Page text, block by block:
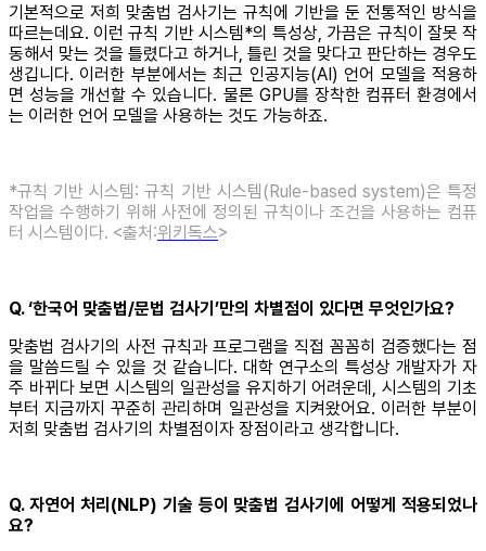
기본적으로 저희 맞춤법 검사기는 규칙에 기반을 둔 전통적인 방식을
따르는데요. 이런 규칙 기반 시스템*의 특성상, 가끔은 규칙이 잘못 작
동해서 맞는 것을 틀렸다고 하거나, 틀린 것을 맞다고 판단하는 경우도
생깁니다. 이러한 부분에서는 최근 인공지능(AI) 언어 모델을 적용하
면 성능을 개선할 수 있습니다. 물론 GPU를 장착한 컴퓨터 환경에서
는 이러한 언어 모델을 사용하는 것도 가능하죠.
*규칙 기반 시스템: 규칙 기반 시스템(Rule-based system)은 특정
작업을 수행하기 위해 사전에 정의된 규칙이나 조건을 사용하는 컴퓨
터 시스템이다. <출처:위키독스>
Q. ‘한국어 맞춤법/문법 검사기’만의 차별점이 있다면 무엇인가요?
맞춤법 검사기의 사전 규칙과 프로그램을 직접 꼼꼼히 검증했다는 점
을 말씀드릴 수 있을 것 같습니다. 대학 연구소의 특성상 개발자가 자
주 바뀌다 보면 시스템의 일관성을 유지하기 어려운데, 시스템의 기초
부터 지금까지 꾸준히 관리하며 일관성을 지켜왔어요. 이러한 부분이
저희 맞춤법 검사기의 차별점이자 장점이라고 생각합니다.
Q. 자연어 처리(NLP) 기술 등이 맞춤법 검사기에 어떻게 적용되었나
요?